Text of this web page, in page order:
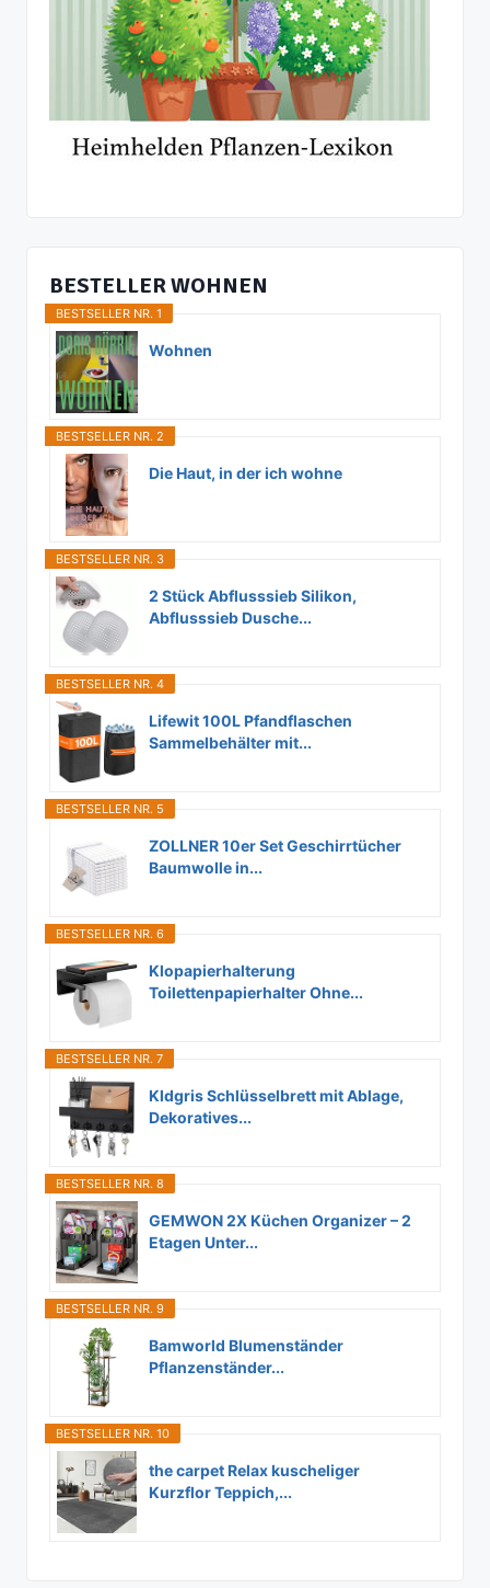
BESTELLER WOHNEN
BESTSELLER NR. 1
Wohnen
BESTSELLER NR. 2
Die Haut, in der ich wohne
BESTSELLER NR. 3
2 Stück Abflusssieb Silikon,
Abflusssieb Dusche...
BESTSELLER NR. 4
Lifewit 100L Pfandflaschen
Sammelbehälter mit...
BESTSELLER NR. 5
ZOLLNER 10er Set Geschirrtücher
Baumwolle in...
BESTSELLER NR. 6
Klopapierhalterung
Toilettenpapierhalter Ohne...
BESTSELLER NR. 7
Kldgris Schlüsselbrett mit Ablage,
Dekoratives...
BESTSELLER NR. 8
GEMWON 2X Küchen Organizer – 2
Etagen Unter...
BESTSELLER NR. 9
Bamworld Blumenständer
Pflanzenständer...
BESTSELLER NR. 10
the carpet Relax kuscheliger
Kurzflor Teppich,...